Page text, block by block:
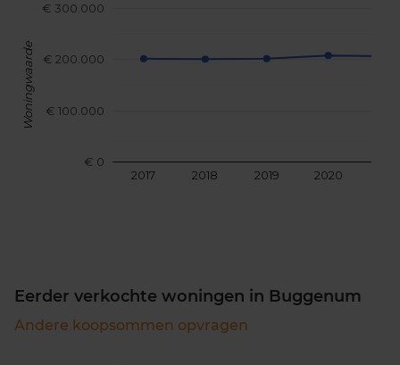
2017 2018 2019 2020
€ 0
€ 100.000
€ 200.000
€ 300.000
Woningwaarde
Eerder verkochte woningen in Buggenum
Andere koopsommen opvragen